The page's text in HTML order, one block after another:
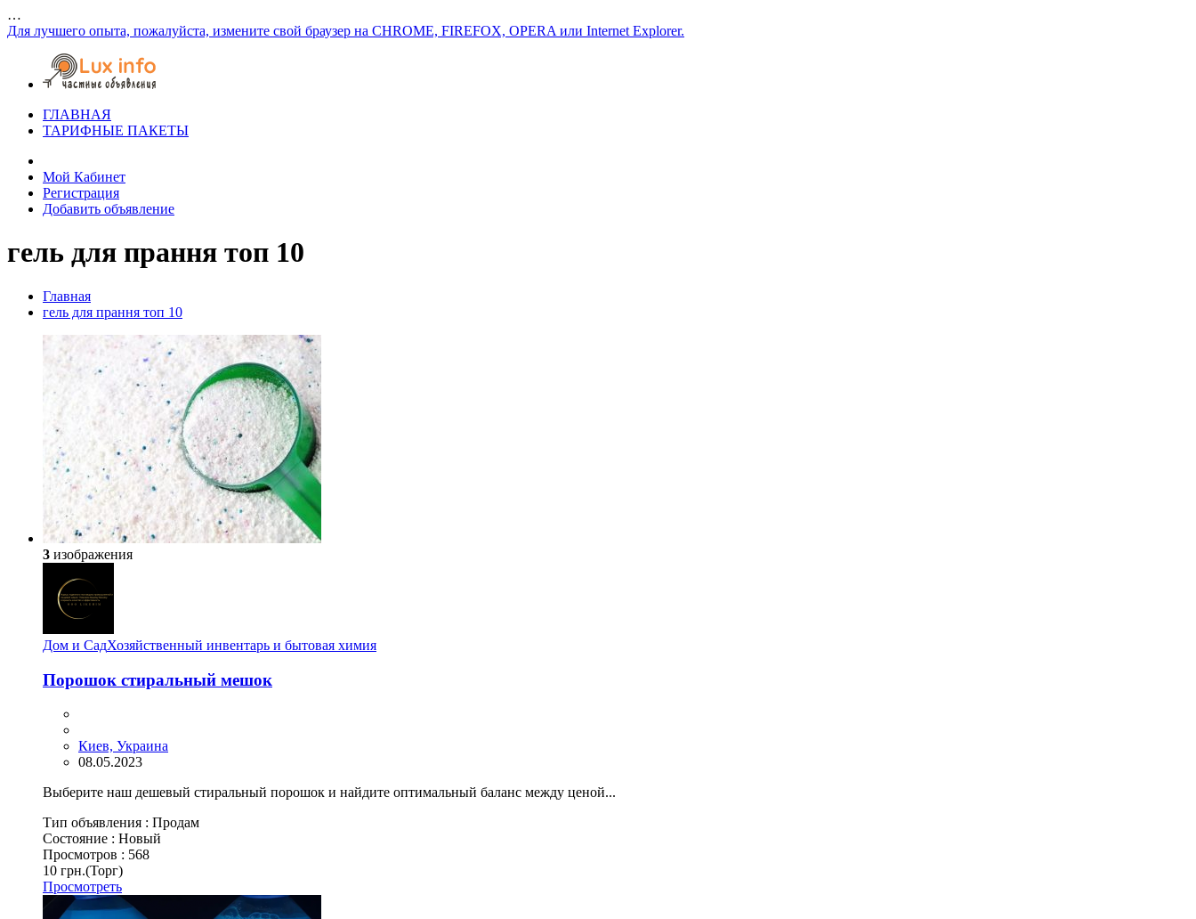
…
Для лучшего опыта, пожалуйста, измените свой браузер на CHROME, FIREFOX, OPERA или Internet Explorer.
ГЛАВНАЯ
ТАРИФНЫЕ ПАКЕТЫ
Мой Кабинет
Регистрация
Добавить объявление
гель для прання топ 10
Главная
гель для прання топ 10
3 изображения
Дом и СадХозяйственный инвентарь и бытовая химия
Порошок стиральный мешок
Киев, Украина
08.05.2023
Выберите наш дешевый стиральный порошок и найдите оптимальный баланс между ценой...
Тип объявления : Продам
Состояние : Новый
Просмотров : 568
10 грн.(Торг)
Просмотреть